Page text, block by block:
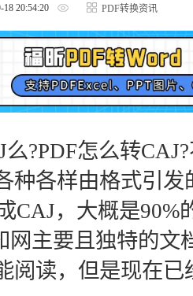
18 20:54:20 PDF转换资讯
么?PDF怎么转
种各样由格式引
CAJ，大概是
网主要且独特的
阅读，但是现在